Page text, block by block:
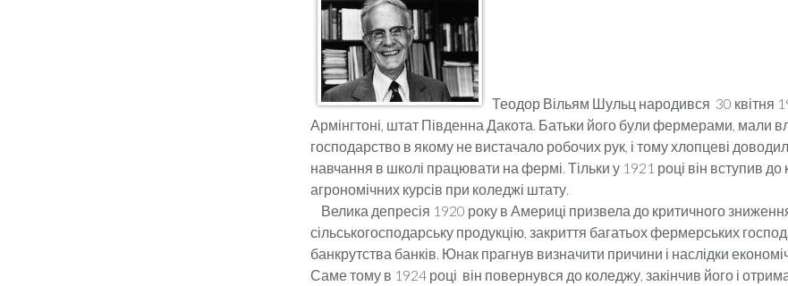
Теодор Вільям Шульц народився 30 квітня
Армінгтоні, штат Південна Дакота. Батьки його були фермерами, мали
господарство в якому не вистачало робочих рук, і тому хлопцеві
навчання в школі працювати на фермі. Тільки у 1921 році він вступив до
агрономічних курсів при коледжі штату.
Велика депресія 1920 року в Америці призвела до критичного
сільськогосподарську продукцію, закриття багатьох фермерських
банкрутства банків. Юнак прагнув визначити причини і наслідки
Саме тому в 1924 році він повернувся до коледжу, закінчив його і